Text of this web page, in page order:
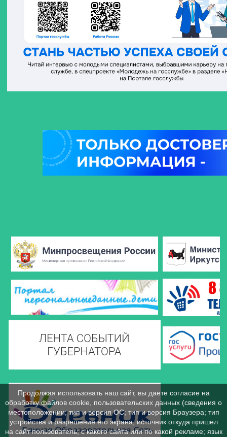
Продолжая использовать наш сайт, вы даете согласие на
обработку файлов cookie, пользовательских данных (сведения о
местоположении; тип и версия ОС; тип и версия Браузера; тип
устройства и разрешение его экрана; источник откуда пришел
на сайт пользователь; с какого сайта или по какой рекламе; язык